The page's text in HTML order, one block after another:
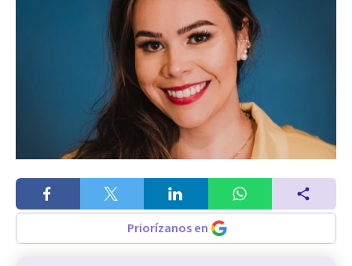
Priorízanos en